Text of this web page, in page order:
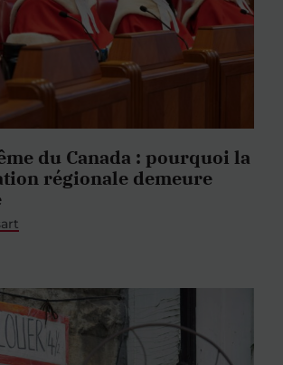
du Canada : pourquoi la
régionale demeure